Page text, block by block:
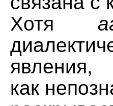
Хотя
явления,
как